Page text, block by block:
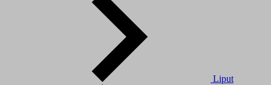
Liput